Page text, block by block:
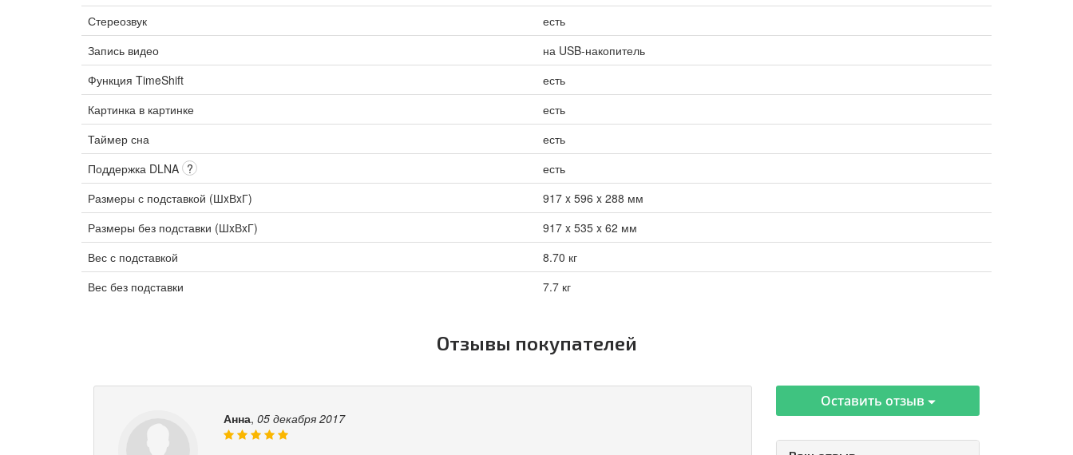
Стереозвук
есть
Запись видео
на USB-накопитель
Функция TimeShift
есть
Картинка в картинке
есть
Таймер сна
есть
Поддержка DLNA ?
есть
Размеры с подставкой (ШxВxГ)
917 x 596 x 288 мм
Размеры без подставки (ШxВxГ)
917 x 535 x 62 мм
Вес с подставкой
8.70 кг
Вес без подставки
7.7 кг
Отзывы покупателей
Анна,05 декабря 2017
Оставить отзыв